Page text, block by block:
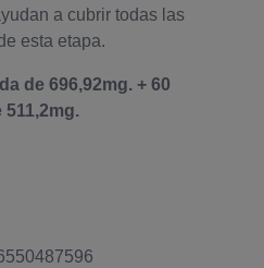
a cubrir todas las
esta etapa.
de 696,92mg. + 60